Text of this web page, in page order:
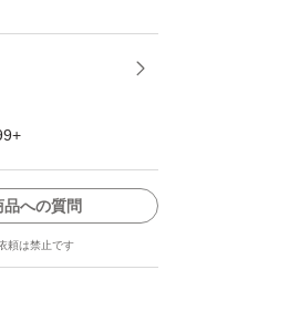
品への質問
頼は禁止です